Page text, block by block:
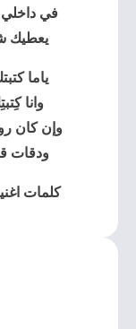
في
يعطيك
ياما
وانا
وإن كان
ودقات
كلمات